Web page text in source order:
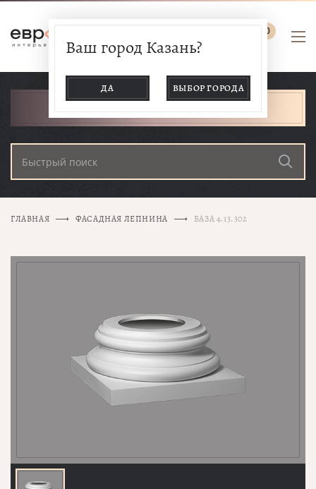
0
Ваш город Казань?
ДА ВЫБОР ГОРОДА
ГЛАВНАЯ ФАСАДНАЯ ЛЕПНИНА БАЗА 4.13.302